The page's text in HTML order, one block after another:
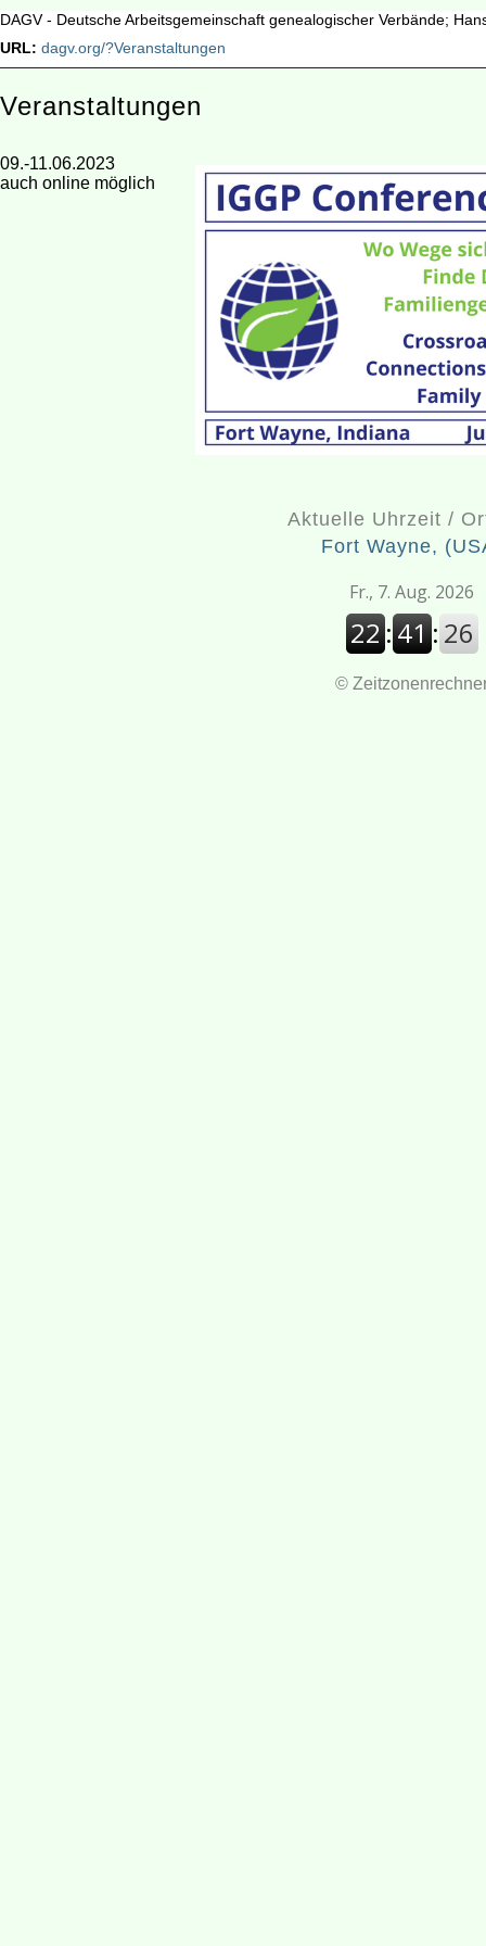
DAGV - Deutsche Arbeitsgemeinschaft genealogischer Verbände;
URL: dagv.org/?Veranstaltungen
Veranstaltungen
09.-11.06.2023
auch online möglich
Aktuelle Uhrzeit /
Fort Wayne,
©